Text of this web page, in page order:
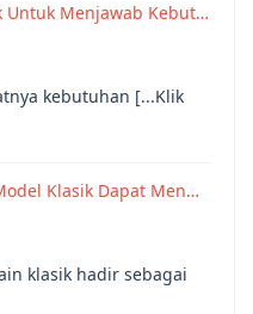
Untuk Menjawab Kebut…
kebutuhan [...Klik
Klasik Dapat Men…
klasik hadir sebagai